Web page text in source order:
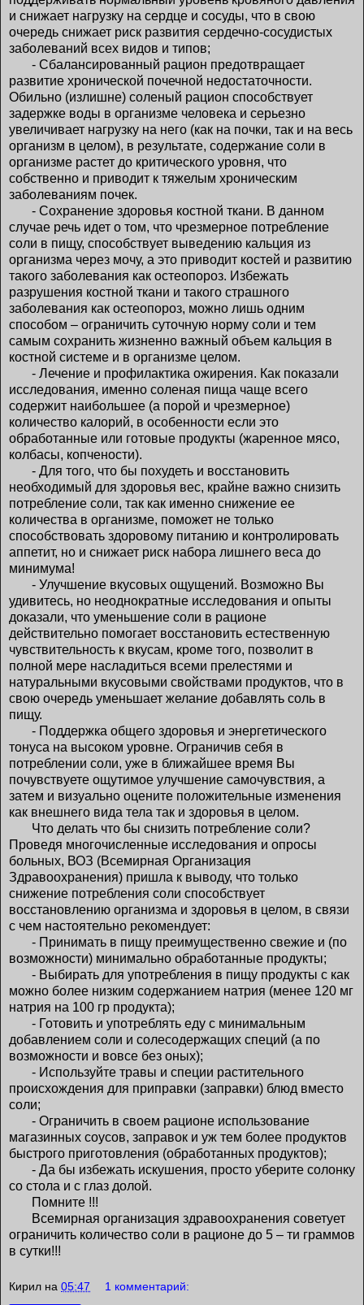
и снижает нагрузку на сердце и сосуды, что в свою
очередь снижает риск развития сердечно-сосудистых
заболеваний всех видов и типов;
- Сбалансированный рацион предотвращает
развитие хронической почечной недостаточности.
Обильно (излишне) соленый рацион способствует
задержке воды в организме человека и серьезно
увеличивает нагрузку на него (как на почки, так и на весь
организм в целом), в результате, содержание соли в
организме растет до критического уровня, что
собственно и приводит к тяжелым хроническим
заболеваниям почек.
- Сохранение здоровья костной ткани. В данном
случае речь идет о том, что чрезмерное потребление
соли в пищу, способствует выведению кальция из
организма через мочу, а это приводит костей и развитию
такого заболевания как остеопороз. Избежать
разрушения костной ткани и такого страшного
заболевания как остеопороз, можно лишь одним
способом – ограничить суточную норму соли и тем
самым сохранить жизненно важный объем кальция в
костной системе и в организме целом.
- Лечение и профилактика ожирения. Как показали
исследования, именно соленая пища чаще всего
содержит наибольшее (а порой и чрезмерное)
количество калорий, в особенности если это
обработанные или готовые продукты (жаренное мясо,
колбасы, копчености).
- Для того, что бы похудеть и восстановить
необходимый для здоровья вес, крайне важно снизить
потребление соли, так как именно снижение ее
количества в организме, поможет не только
способствовать здоровому питанию и контролировать
аппетит, но и снижает риск набора лишнего веса до
минимума!
- Улучшение вкусовых ощущений. Возможно Вы
удивитесь, но неоднократные исследования и опыты
доказали, что уменьшение соли в рационе
действительно помогает восстановить естественную
чувствительность к вкусам, кроме того, позволит в
полной мере насладиться всеми прелестями и
натуральными вкусовыми свойствами продуктов, что в
свою очередь уменьшает желание добавлять соль в
пищу.
- Поддержка общего здоровья и энергетического
тонуса на высоком уровне. Ограничив себя в
потреблении соли, уже в ближайшее время Вы
почувствуете ощутимое улучшение самочувствия, а
затем и визуально оцените положительные изменения
как внешнего вида тела так и здоровья в целом.
Что делать что бы снизить потребление соли?
Проведя многочисленные исследования и опросы
больных, ВОЗ (Всемирная Организация
Здравоохранения) пришла к выводу, что только
снижение потребления соли способствует
восстановлению организма и здоровья в целом, в связи
с чем настоятельно рекомендует:
- Принимать в пищу преимущественно свежие и (по
возможности) минимально обработанные продукты;
- Выбирать для употребления в пищу продукты с как
можно более низким содержанием натрия (менее 120 мг
натрия на 100 гр продукта);
- Готовить и употреблять еду с минимальным
добавлением соли и солесодержащих специй (а по
возможности и вовсе без оных);
- Используйте травы и специи растительного
происхождения для приправки (заправки) блюд вместо
соли;
- Ограничить в своем рационе использование
магазинных соусов, заправок и уж тем более продуктов
быстрого приготовления (обработанных продуктов);
- Да бы избежать искушения, просто уберите солонку
со стола и с глаз долой.
Помните !!!
Всемирная организация здравоохранения советует
ограничить количество соли в рационе до 5 – ти граммов
в сутки!!!
Кирил на 05:47 1 комментарий: